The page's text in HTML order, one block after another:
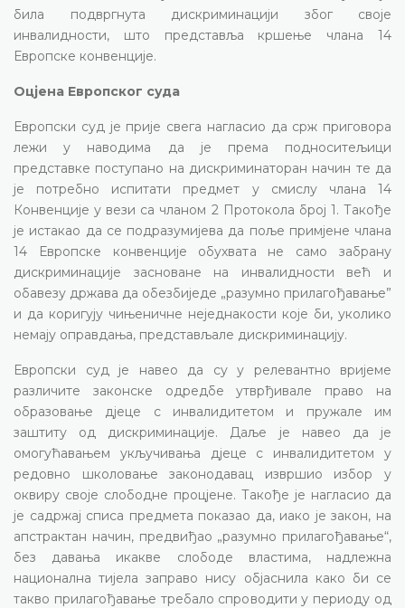
била подвргнута дискриминацији због своје
инвалидности, што представља кршење члана 14
Европске конвенције.
Оцјена Европског суда
Европски суд је прије свега нагласио да срж приговора
лежи у наводима да је према подноситељици
представке поступано на дискриминаторан начин те да
је потребно испитати предмет у смислу члана 14
Конвенције у вези са чланом 2 Протокола број 1. Такође
је истакао да се подразумијева да поље примјене члана
14 Европске конвенције обухвата не само забрану
дискриминације засноване на инвалидности већ и
обавезу држава да обезбиједе „разумно прилагођавање”
и да коригују чињеничне неједнакости које би, уколико
немају оправдања, представљале дискриминацију.
Европски суд је навео да су у релевантно вријеме
различите законске одредбе утврђивале право на
образовање дјеце с инвалидитетом и пружале им
заштиту од дискриминације. Даље је навео да је
омогућавањем укључивања дјеце с инвалидитетом у
редовно школовање законодавац извршио избор у
оквиру своје слободне процјене. Такође је нагласио да
је садржај списа предмета показао да, иако је закон, на
апстрактан начин, предвиђао „разумно прилагођавање“,
без давања икакве слободе властима, надлежна
национална тијела заправо нису објаснила како би се
такво прилагођавање требало спроводити у периоду од